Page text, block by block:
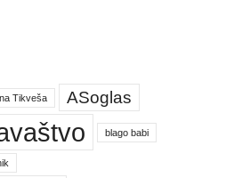
Tikveša ASoglas
blago babi